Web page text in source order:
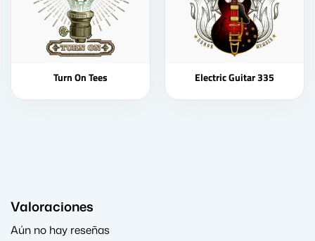
Turn On Tees Electric Guitar 335
Valoraciones
Aún no hay reseñas